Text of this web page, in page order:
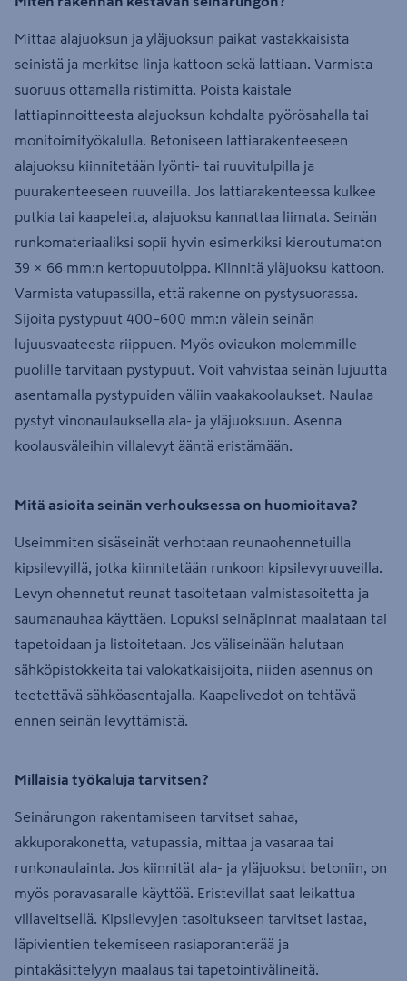
Mittaa alajuoksun ja yläjuoksun paikat vastakkaisista
seinistä ja merkitse linja kattoon sekä lattiaan. Varmista
suoruus ottamalla ristimitta. Poista kaistale
lattiapinnoitteesta alajuoksun kohdalta pyörösahalla tai
monitoimityökalulla. Betoniseen lattiarakenteeseen
alajuoksu kiinnitetään lyönti- tai ruuvitulpilla ja
puurakenteeseen ruuveilla. Jos lattiarakenteessa kulkee
putkia tai kaapeleita, alajuoksu kannattaa liimata. Seinän
runkomateriaaliksi sopii hyvin esimerkiksi kieroutumaton
39 × 66 mm:n kertopuutolppa. Kiinnitä yläjuoksu kattoon.
Varmista vatupassilla, että rakenne on pystysuorassa.
Sijoita pystypuut 400–600 mm:n välein seinän
lujuusvaateesta riippuen. Myös oviaukon molemmille
puolille tarvitaan pystypuut. Voit vahvistaa seinän lujuutta
asentamalla pystypuiden väliin vaakakoolaukset. Naulaa
pystyt vinonaulauksella ala- ja yläjuoksuun. Asenna
koolausväleihin villalevyt ääntä eristämään.
Mitä asioita seinän verhouksessa on huomioitava?
Useimmiten sisäseinät verhotaan reunaohennetuilla
kipsilevyillä, jotka kiinnitetään runkoon kipsilevyruuveilla.
Levyn ohennetut reunat tasoitetaan valmistasoitetta ja
saumanauhaa käyttäen. Lopuksi seinäpinnat maalataan tai
tapetoidaan ja listoitetaan. Jos väliseinään halutaan
sähköpistokkeita tai valokatkaisijoita, niiden asennus on
teetettävä sähköasentajalla. Kaapelivedot on tehtävä
ennen seinän levyttämistä.
Millaisia työkaluja tarvitsen?
Seinärungon rakentamiseen tarvitset sahaa,
akkuporakonetta, vatupassia, mittaa ja vasaraa tai
runkonaulainta. Jos kiinnität ala- ja yläjuoksut betoniin, on
myös poravasaralle käyttöä. Eristevillat saat leikattua
villaveitsellä. Kipsilevyjen tasoitukseen tarvitset lastaa,
läpivientien tekemiseen rasiaporanterää ja
pintakäsittelyyn maalaus tai tapetointivälineitä.